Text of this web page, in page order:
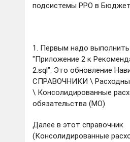
подсистемы РРО в
1. Первым надо выполнить
"Приложение 2 к
2.sql". Это обновление
СПРАВОЧНИКИ \
\ Консолидированные
обязательства (МО)
Далее в этот справочник
(Консолидированные